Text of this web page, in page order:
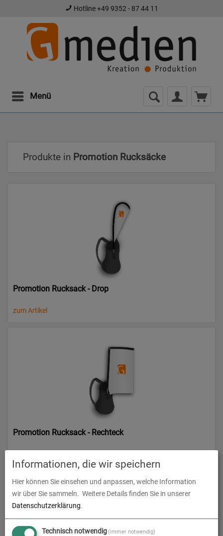
Hotline +49 9352 - 87 44 11
Menü
Produkte in Promotion Rucksäcke
Promotion Rucksack - Drop
zum Artikel
Promotion Rucksack - Rechteck
Informationen, die wir speichern
Hier können Sie einsehen und anpassen, welche Information
wir über Sie sammeln. Weitere Details finden Sie in unserer
Datenschutzerklärung.
Technisch notwendig(immer notwendig)